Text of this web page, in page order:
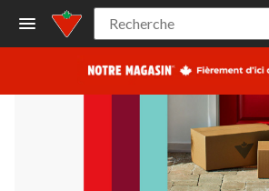
préféré
Leduc,
AB,
courament
Ouverture
à
06:00
cliquer
pour
changer
Recherche